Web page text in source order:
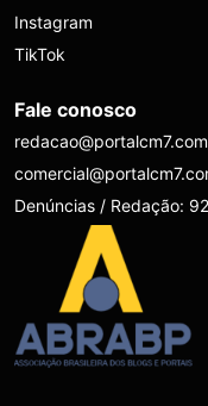
Instagram
TikTok
Fale conosco
redacao@portalcm7.com
Denúncias / Redação: